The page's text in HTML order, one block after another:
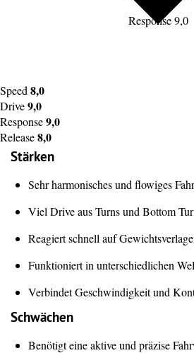
Response 9,0
Speed 8,0
Drive9,0
Response9,0
Release8,0
Stärken
Sehr harmonisches und flowiges
Viel Drive aus Turns und Bottom
Reagiert schnell auf
Funktioniert in unterschiedlichen
Verbindet Geschwindigkeit und
Schwächen
Benötigt eine aktive und präzise